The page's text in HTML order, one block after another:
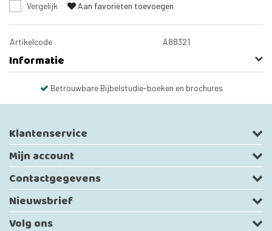
Vergelijk Aan favorieten toevoegen
Artikelcode A88321
Informatie
Betrouwbare Bijbelstudie-boeken en brochures
Klantenservice
Mijn account
Contactgegevens
Nieuwsbrief
Volg ons